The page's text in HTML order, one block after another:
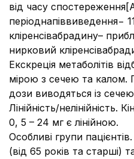
від часу
періоднапіввиведення−
кліренсівабрадину–
нирковий
Екскреція метаболітів
мірою з сечею та калом.
дози виводяться із
Лінійність/нелінійність.
0, 5 – 24 мг є лінійною.
Особливі групи
(від 65 років та старші)